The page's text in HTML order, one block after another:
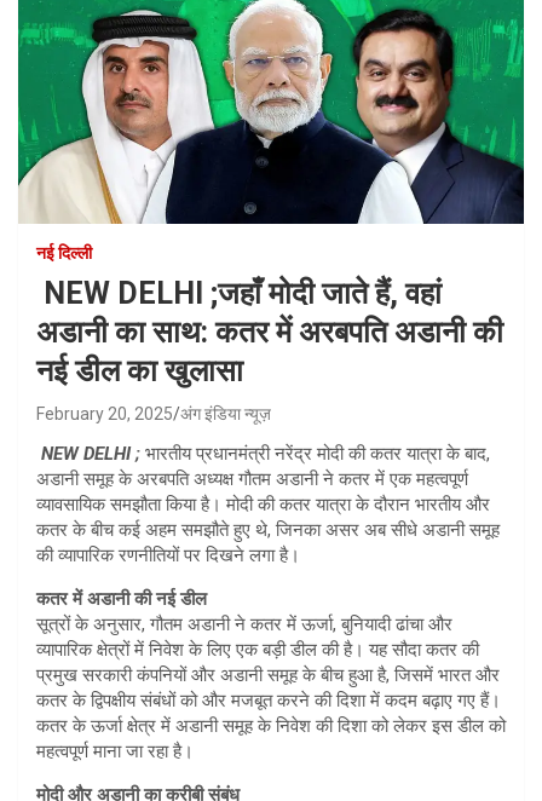
नई दिल्ली
NEW DELHI ;जहाँ मोदी जाते हैं, वहां
अडानी का साथ: कतर में अरबपति अडानी की
नई डील का खुलासा
February 20, 2025 अंग इंडिया न्यूज़
NEW DELHI ; भारतीय प्रधानमंत्री नरेंद्र मोदी की कतर यात्रा के बाद,
अडानी समूह के अरबपति अध्यक्ष गौतम अडानी ने कतर में एक महत्वपूर्ण
व्यावसायिक समझौता किया है। मोदी की कतर यात्रा के दौरान भारतीय और
कतर के बीच कई अहम समझौते हुए थे, जिनका असर अब सीधे अडानी समूह
की व्यापारिक रणनीतियों पर दिखने लगा है।
कतर में अडानी की नई डील
सूत्रों के अनुसार, गौतम अडानी ने कतर में ऊर्जा, बुनियादी ढांचा और
व्यापारिक क्षेत्रों में निवेश के लिए एक बड़ी डील की है। यह सौदा कतर की
प्रमुख सरकारी कंपनियों और अडानी समूह के बीच हुआ है, जिसमें भारत और
कतर के द्विपक्षीय संबंधों को और मजबूत करने की दिशा में कदम बढ़ाए गए हैं।
कतर के ऊर्जा क्षेत्र में अडानी समूह के निवेश की दिशा को लेकर इस डील को
महत्वपूर्ण माना जा रहा है।
मोदी और अडानी का करीबी संबंध